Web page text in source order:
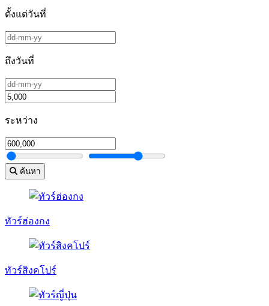
ตั้งแต่วันที่
ถึงวันที่
ระหว่าง
ค้นหา
ทัวร์ฮ่องกง
ทัวร์สิงคโปร์